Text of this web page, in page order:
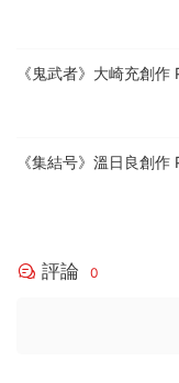
《鬼武者》大崎充創作
《集結号》溫日良創作
評論 0